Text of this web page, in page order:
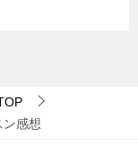
感想